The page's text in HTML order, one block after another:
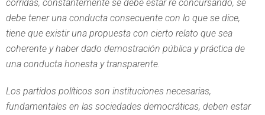
corridas, constantemente se debe estar re concursando, se
debe tener una conducta consecuente con lo que se dice,
tiene que existir una propuesta con cierto relato que sea
coherente y haber dado demostración pública y práctica de
una conducta honesta y transparente.
Los partidos políticos son instituciones necesarias,
fundamentales en las sociedades democráticas, deben estar